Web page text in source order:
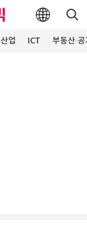
산업 ICT 부동산·